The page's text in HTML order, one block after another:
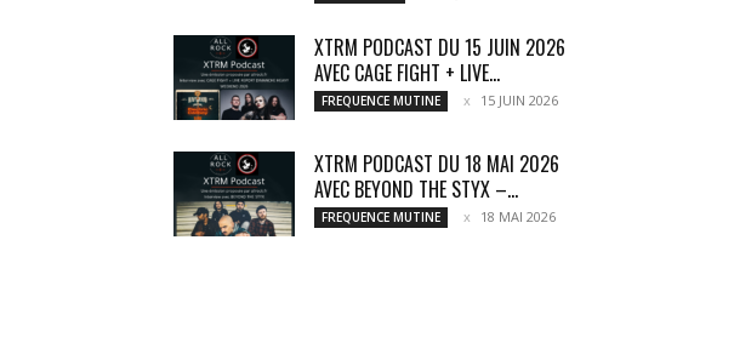
XTRM PODCAST DU 15 JUIN 2026
AVEC CAGE FIGHT + LIVE...
FREQUENCE MUTINE 15 JUIN 2026
XTRM PODCAST DU 18 MAI 2026
AVEC BEYOND THE STYX –...
FREQUENCE MUTINE 18 MAI 2026